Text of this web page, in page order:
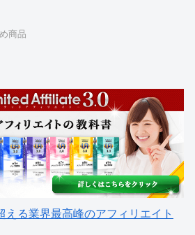
商品
える業界最高峰のアフィリエイト